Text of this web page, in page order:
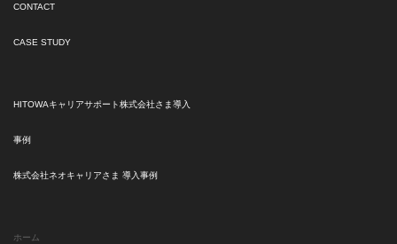
CONTACT
CASE STUDY
HITOWAキャリアサポート株式会社さま導入
事例
株式会社ネオキャリアさま 導入事例
ホーム